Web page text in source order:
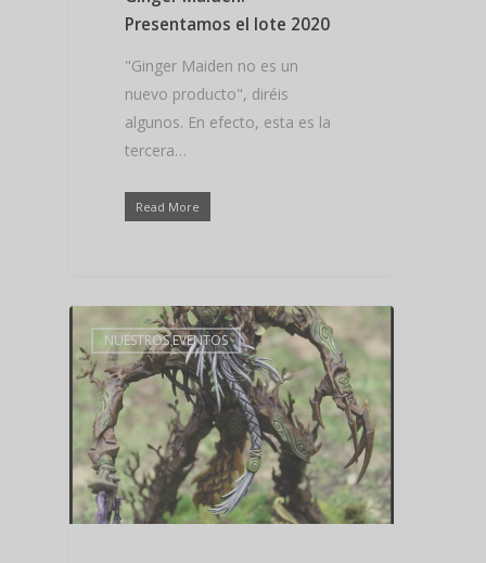
Presentamos el lote 2020
"Ginger Maiden no es un
nuevo producto", diréis
algunos. En efecto, esta es la
tercera…
Read More
NUESTROS EVENTOS